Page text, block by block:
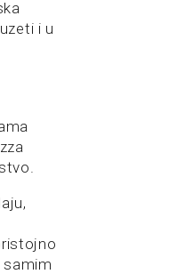
i u
samim